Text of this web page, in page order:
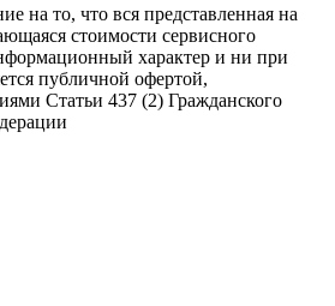
на то, что вся представленная на
стоимости сервисного
характер и ни при
публичной офертой,
Статьи 437 (2) Гражданского